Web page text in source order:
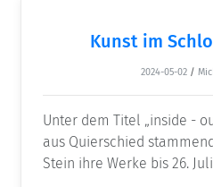
Kunst im
2024-05-02 /
Unter dem Titel „inside -
aus Quierschied
Stein ihre Werke bis 26.